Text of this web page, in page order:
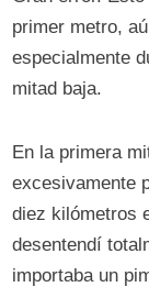
primer metro,
especialmente
mitad baja.
En la primera
excesivamente
diez kilómetros
desentendí
importaba un